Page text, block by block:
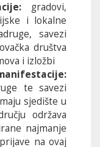
gradovi,
i lokalne
savezi
društva
i izložbi
te savezi
sjedište u
održava
najmanje
na ovaj